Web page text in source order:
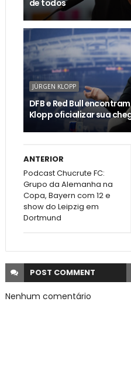
de todos
JÜRGEN KLOPP
DFB e Red Bull
Klopp oficializar sua
ANTERIOR
Podcast Chucrute FC:
Grupo da Alemanha na
Copa, Bayern com 12 e
show do Leipzig em
Dortmund
POST COMMENT
Nenhum comentário